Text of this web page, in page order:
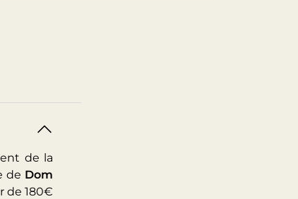
de la
de Dom
de 180€